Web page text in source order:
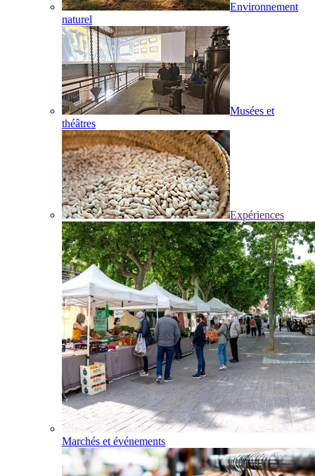
Environnement
naturel
Musées et
théâtres
Expériences
Marchés et événements